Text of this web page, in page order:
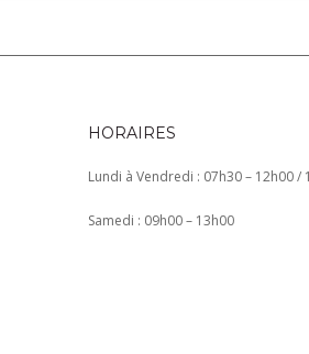
HORAIRES
Lundi à Vendredi : 07h30 – 12h00 /
Samedi : 09h00 – 13h00